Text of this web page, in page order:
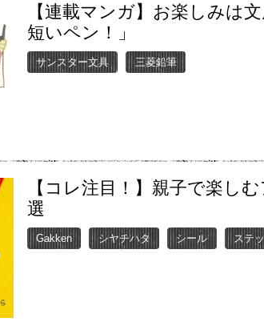
【連載マンガ】お楽しみは
短いペン！」
サンスター文具 三菱鉛筆
【コレ注目！】親子で楽し
選
Gakken シヤチハタ シール ステ